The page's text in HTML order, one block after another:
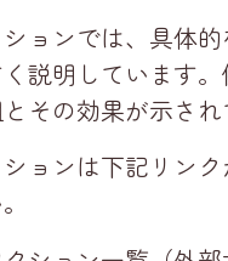
ョンでは、具体
説明しています
その効果が示され
ョンは下記リン